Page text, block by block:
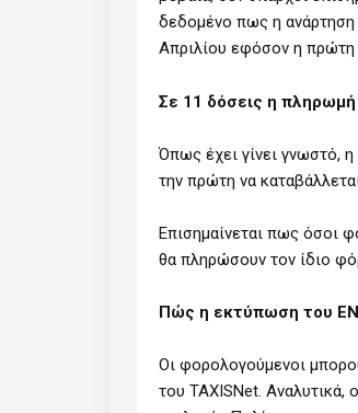
δεδομένο πως η ανάρτηση
Απριλίου εφόσον η πρώτη
Σε 11 δόσεις η
Όπως έχει γίνει γνωστό,
την πρώτη να
Επισημαίνεται πως όσοι
θα πληρώσουν τον ίδιο
Πώς η εκτύπωση του
Οι φορολογούμενοι
του TAXISNet. Αναλυτικά,